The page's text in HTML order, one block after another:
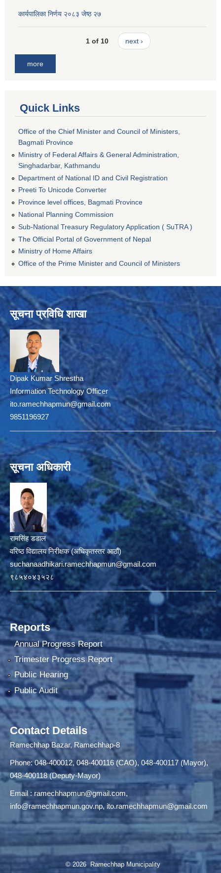
कार्यपालिका निर्णय २०८३ जेष्ठ २७
1 of 10 next ›
more
Quick Links
Office of the Chief Minister and Council of Ministers,
Bagmati Province
Ministry of Federal Affairs & General Administration,
Singhadarbar, Kathmandu
Department of National ID and Civil Registration
Preeti To Unicode Converter
Province level offices, Bagmati Province
National Planning Commission
Sub-National Treasury Regulatory Application ( SuTRA )
The Official Portal of Government of Nepal
Ministry of Home Affairs
Office of the Prime Minister and Council of Ministers
सूचना प्रविधि शाखा
Dipak Kumar Shrestha
Information Technology Officer
ito.ramechhapmun@gmail.com
9851196927
सूचना अधिकारी
रामसिंह डडाल
वरिष्ठ विद्यालय निरीक्षक (अधिकृतस्तर आठौं)
suchanaadhikari.ramechhapmun@gmail.com
९८५४०४३५२८
Reports
Annual Progress Report
Trimester Progress Report
Public Hearing
Public Audit
Contact Details
Ramechhap Bazar, Ramechhap-8
Phone: 048-400012, 048-400116 (CAO), 048-400117 (Mayor),
048-400118 (Deputy-Mayor)
Email :ramechhapmun@gmail.com,
info@ramechhapmun.gov.np, ito.ramechhapmun@gmail.com
© 2026 Ramechhap Municipality